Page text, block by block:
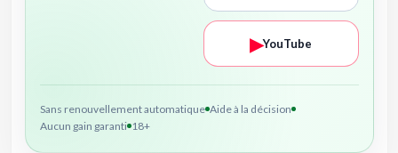
▶YouTube
Sans renouvellement automatique Aide à la décision
Aucun gain garanti 18+